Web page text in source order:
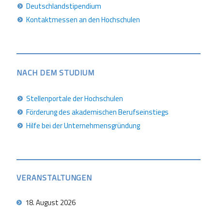
Deutschlandstipendium
Kontaktmessen an den Hochschulen
NACH DEM STUDIUM
Stellenportale der Hochschulen
Förderung des akademischen Berufseinstiegs
Hilfe bei der Unternehmensgründung
VERANSTALTUNGEN
18. August 2026